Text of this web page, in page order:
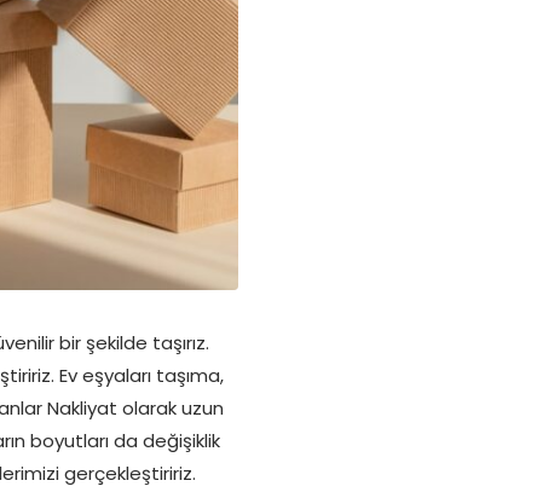
bir şekilde taşırız.
Ev eşyaları taşıma,
Nakliyat olarak uzun
boyutları da değişiklik
gerçekleştiririz.